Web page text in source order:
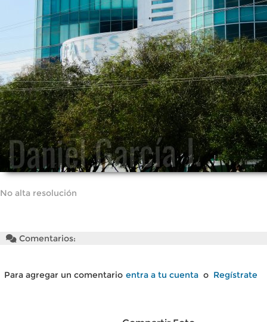
No alta resolución
Comentarios:
Para agregar un comentario entra a tu cuenta o Regístrate